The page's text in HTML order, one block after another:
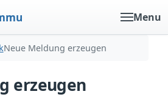
Menu
Neue Meldung erzeugen
erzeugen